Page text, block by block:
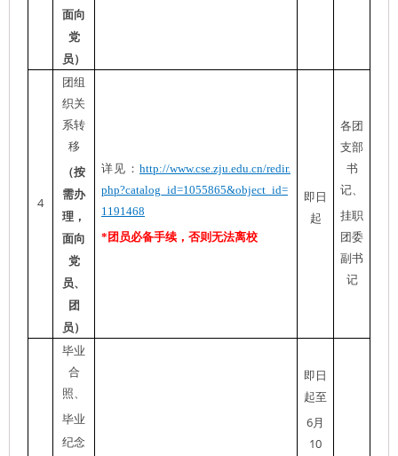
面向
党
员）
4
团组
织关
系转
移
（按
需办
理，
面向
党
员、
团
员）
详见： http://www.cse.zju.edu.cn/redir.
php?catalog_id=1055865&object_id=
1191468
*团员必备手续，否则无法离校
即日
起
各团
支部
书
记、
挂职
团委
副书
记
毕业
合
照、
毕业
纪念
即日
起至
6月
10